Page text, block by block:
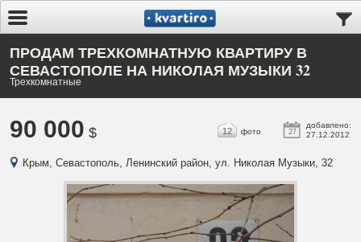
ПРОДАМ ТРЕХКОМНАТНУЮ КВАРТИРУ В
СЕВАСТОПОЛЕ НА НИКОЛАЯ МУЗЫКИ 32
Трехкомнатные
90 000 $ 27
добавлено:
27.12.2012
12 фото
Крым, Севастополь, Ленинский район, ул. Николая Музыки, 32